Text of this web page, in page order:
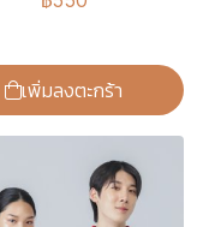
เพิ่มลงตะกร้า